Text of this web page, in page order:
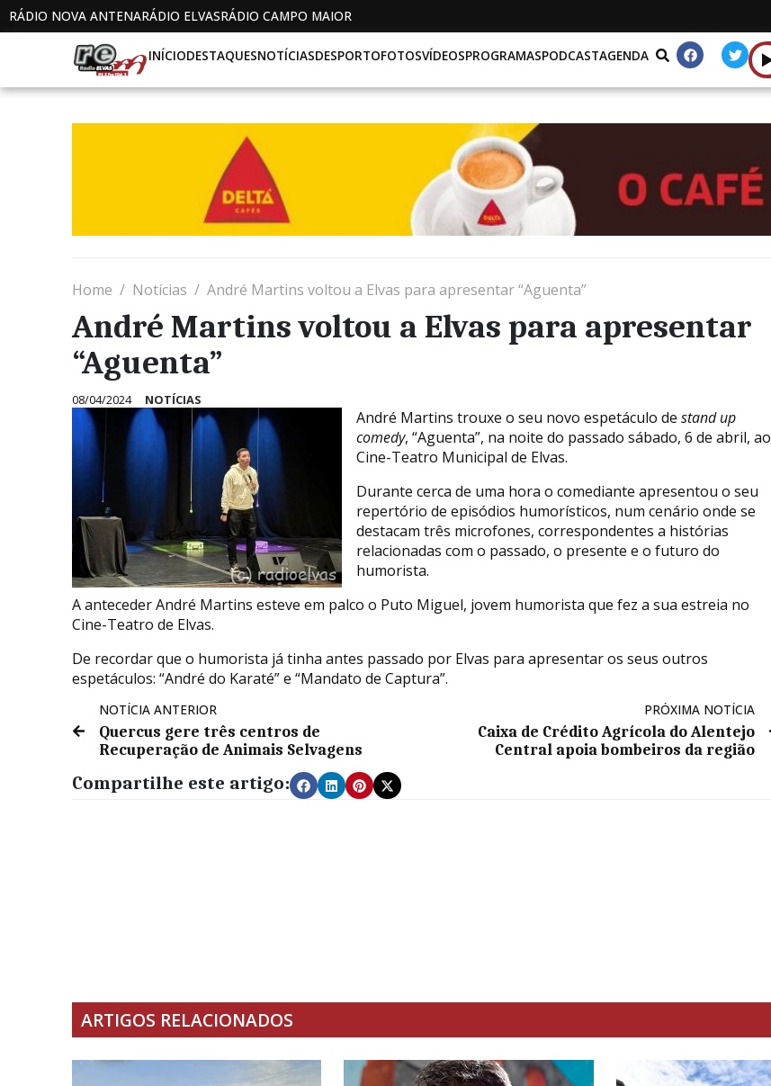
RÁDIO NOVA ANTENARÁDIO ELVASRÁDIO CAMPO MAIOR
INÍCIODESTAQUESNOTÍCIASDESPORTOFOTOSVÍDEOSPROGRAMASPODCASTAGENDA
Home Notícias André Martins voltou a Elvas para apresentar “Aguenta”
André Martins voltou a Elvas para apresentar
“Aguenta”
08/04/2024 NOTÍCIAS
André Martins trouxe o seu novo espetáculo de stand up
comedy, “Aguenta”, na noite do passado sábado, 6 de abril, ao
Cine-Teatro Municipal de Elvas.
Durante cerca de uma hora o comediante apresentou o seu
repertório de episódios humorísticos, num cenário onde se
destacam três microfones, correspondentes a histórias
relacionadas com o passado, o presente e o futuro do
humorista.
A anteceder André Martins esteve em palco o Puto Miguel, jovem humorista que fez a sua estreia no
Cine-Teatro de Elvas.
De recordar que o humorista já tinha antes passado por Elvas para apresentar os seus outros
espetáculos: “André do Karaté” e “Mandato de Captura”.
NOTÍCIA ANTERIOR
Quercus gere três centros de
Recuperação de Animais Selvagens
PRÓXIMA NOTÍCIA
Caixa de Crédito Agrícola do Alentejo
Central apoia bombeiros da região
Compartilhe este artigo:
ARTIGOS RELACIONADOS